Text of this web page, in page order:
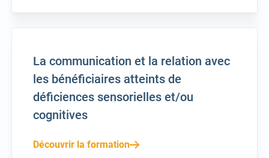
La communication et la relation avec
les bénéficiaires atteints de
déficiences sensorielles et/ou
cognitives
Découvrir la formation